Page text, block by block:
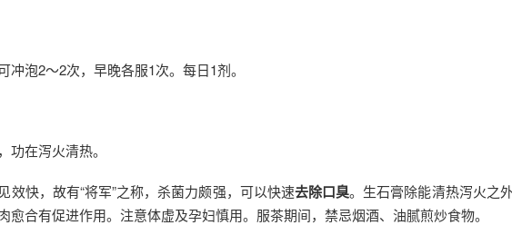
冲泡2～2次，早晚各服1次。每日1剂。
功在泻火清热。
效快，故有“将军”之称，杀菌力颇强，可以快速去除口臭。生石膏除能清热泻火之
愈合有促进作用。注意体虚及孕妇慎用。服茶期间，禁忌烟酒、油腻煎炒食物。